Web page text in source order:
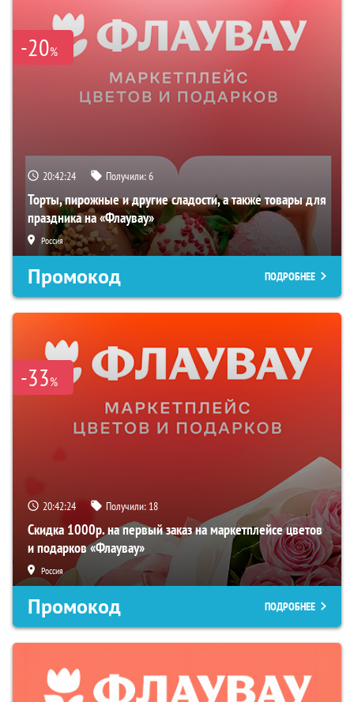
-20%
20:42:23 Получили:6
Торты, пирожные и другие сладости, а также товары для
праздника на «Флаувау»
Россия
Промокод ПОДРОБНЕЕ
-33%
20:42:23 Получили: 18
Скидка 1000р. на первый заказ на маркетплейсе цветов
и подарков «Флаувау»
Россия
Промокод ПОДРОБНЕЕ